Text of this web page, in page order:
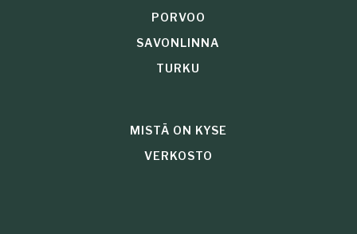
PORVOO
SAVONLINNA
TURKU
MISTÄ ON KYSE
VERKOSTO